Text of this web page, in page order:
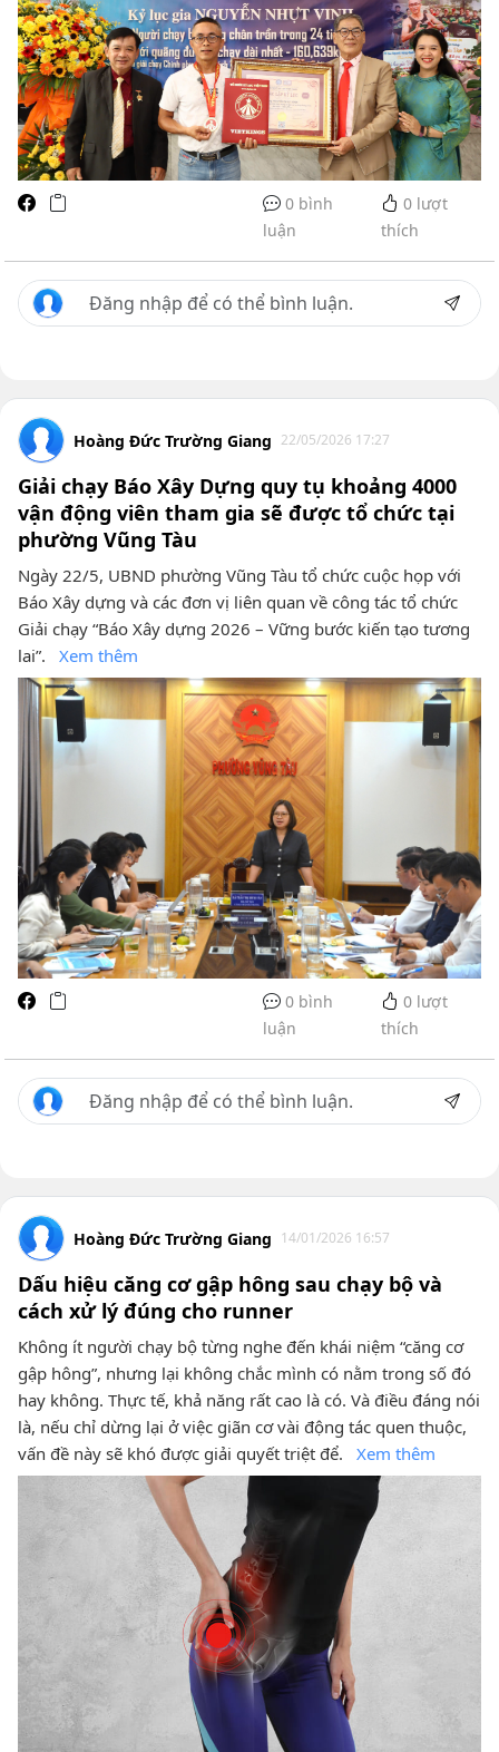
0 bình
luận
0lượt
thích
Hoàng Đức Trường Giang 22/05/2026 17:27
Giải chạy Báo Xây Dựng quy tụ khoảng 4000
vận động viên tham gia sẽ được tổ chức tại
phường Vũng Tàu
Ngày 22/5, UBND phường Vũng Tàu tổ chức cuộc họp với
Báo Xây dựng và các đơn vị liên quan về công tác tổ chức
Giải chạy “Báo Xây dựng 2026 – Vững bước kiến tạo tương
lai”.
Xem thêm
0 bình
luận
0lượt
thích
Hoàng Đức Trường Giang 14/01/2026 16:57
Dấu hiệu căng cơ gập hông sau chạy bộ và
cách xử lý đúng cho runner
Không ít người chạy bộ từng nghe đến khái niệm “căng cơ
gập hông”, nhưng lại không chắc mình có nằm trong số đó
hay không. Thực tế, khả năng rất cao là có. Và điều đáng nói
là, nếu chỉ dừng lại ở việc giãn cơ vài động tác quen thuộc,
vấn đề này sẽ khó được giải quyết triệt để.
Xem thêm